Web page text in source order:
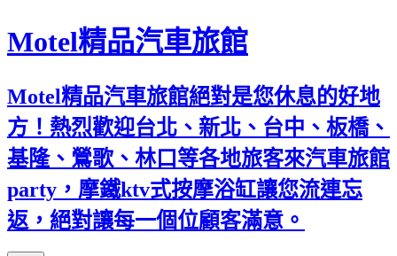
Motel精品汽車旅館
Motel精品汽車旅館絕對是您休息的好地
方！熱烈歡迎台北、新北、台中、板橋、
基隆、鶯歌、林口等各地旅客來汽車旅館
party，摩鐵ktv式按摩浴缸讓您流連忘
返，絕對讓每一個位顧客滿意。